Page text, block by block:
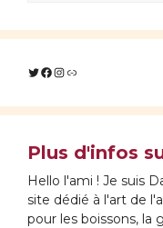
Twitter
Facebook
Instagram
Lien
Plus d'infos
Hello l'ami ! Je suis
site dédié à l'art de
pour les boissons, la